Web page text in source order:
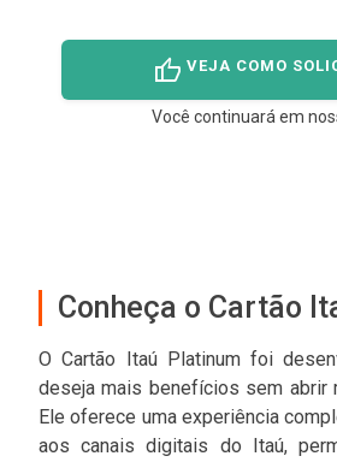
thumb_up VEJA COMO
Você continuará em
Conheça o Cartão
O Cartão Itaú Platinum foi
deseja mais benefícios sem abrir
Ele oferece uma experiência
aos canais digitais do Itaú,